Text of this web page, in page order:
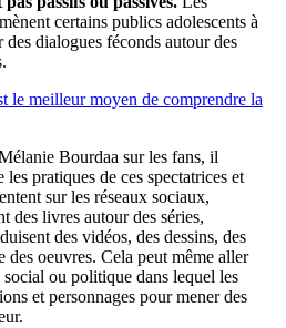
certains publics adolescents à
des dialogues féconds autour des
le meilleur moyen de comprendre la
Bourdaa sur les fans, il
pratiques de ces spectatrices et
sur les réseaux sociaux,
des livres autour des séries,
des vidéos, des dessins, des
des oeuvres. Cela peut même aller
ou politique dans lequel les
et personnages pour mener des